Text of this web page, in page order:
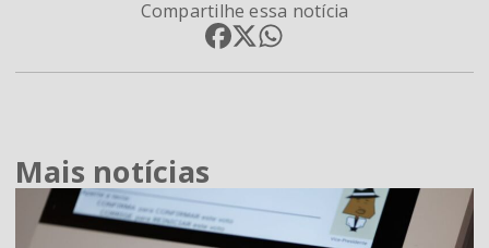
Compartilhe essa notícia
Mais notícias